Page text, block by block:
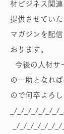
材ビジネス関
提供させてい
マガジンを配
おります。
今後の人材サ
の一助となれ
ので何卒よろ
_/_/_/_/_/_/
_/_/_/_/_/_/